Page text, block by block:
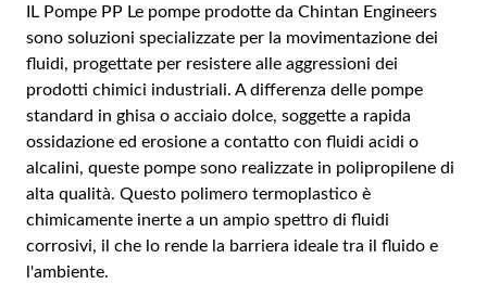
IL Pompe PP Le pompe prodotte da Chintan Engineers
sono soluzioni specializzate per la movimentazione dei
fluidi, progettate per resistere alle aggressioni dei
prodotti chimici industriali. A differenza delle pompe
standard in ghisa o acciaio dolce, soggette a rapida
ossidazione ed erosione a contatto con fluidi acidi o
alcalini, queste pompe sono realizzate in polipropilene di
alta qualità. Questo polimero termoplastico è
chimicamente inerte a un ampio spettro di fluidi
corrosivi, il che lo rende la barriera ideale tra il fluido e
l'ambiente.